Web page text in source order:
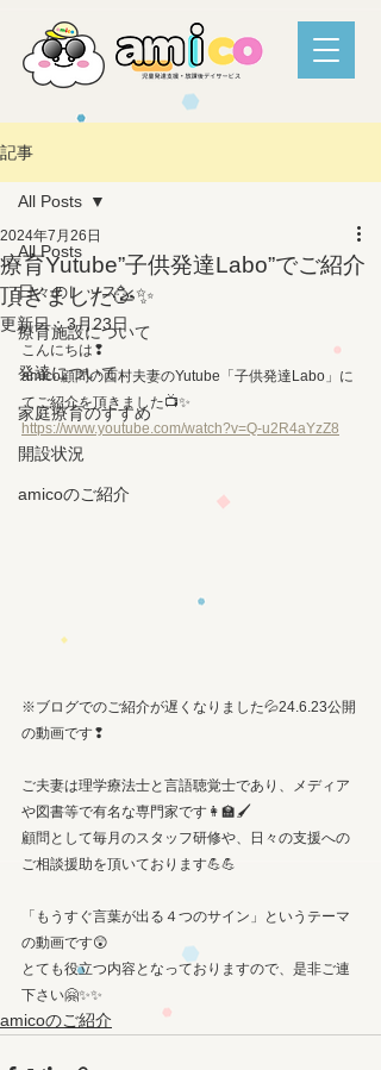
記事
All Posts
日々のレッスン
療育施設について
発達について
家庭療育のすすめ
開設状況
amicoのご紹介
All Posts
療育Yutube”子供発達Labo”でご紹介
頂きました🥳✨
2024年7月26日
更新日：3月23日
こんにちは❢
amico顧問の西村夫妻のYutube「子供発達Labo」に
てご紹介を頂きました📺✨
https://www.youtube.com/watch?v=Q-u2R4aYzZ8
※ブログでのご紹介が遅くなりました💦24.6.23公開
の動画です❢
ご夫妻は理学療法士と言語聴覚士であり、メディア
や図書等で有名な専門家です👩‍🏫🖌️
顧問として毎月のスタッフ研修や、日々の支援への
ご相談援助を頂いております💪💪
「もうすぐ言葉が出る４つのサイン」というテーマ
の動画です😲
とても役立つ内容となっておりますので、是非ご連
下さい🤗✨✨
amicoのご紹介